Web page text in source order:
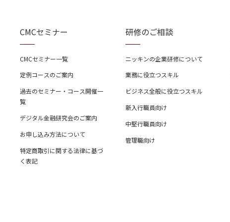
CMCセミナー
CMCセミナー一覧
定例コースのご案内
過去のセミナー・コース開催一
覧
デジタル金融研究会のご案内
お申し込み方法について
特定商取引に関する法律に基づ
く表記
研修のご相談
ニッキンの企業研修について
業務に役立つスキル
ビジネス全般に役立つスキル
新入行職員向け
中堅行職員向け
管理職向け